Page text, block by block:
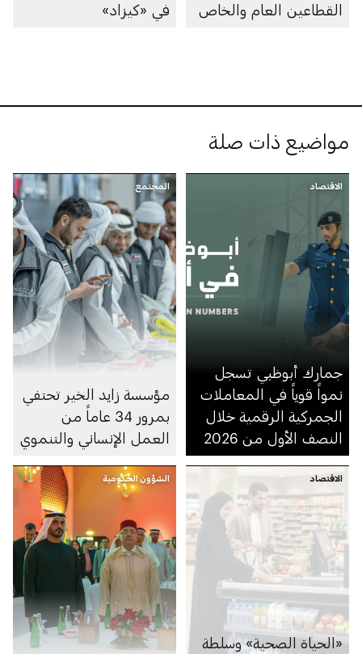
القطاعين العام والخاص
في «كيزاد»
مواضيع ذات صلة
الاقتصاد
جمارك أبوظبي تسجل
نمواً قوياً في المعاملات
الجمركية الرقمية خلال
النصف الأول من 2026
المجتمع
مؤسسة زايد الخير تحتفي
بمرور 34 عاماً من
العمل الإنساني والتنموي
الاقتصاد
«الحياة الصحية» وسلطة
الشؤون الحكومية